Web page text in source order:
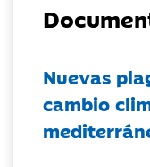
Nuevas
cambio